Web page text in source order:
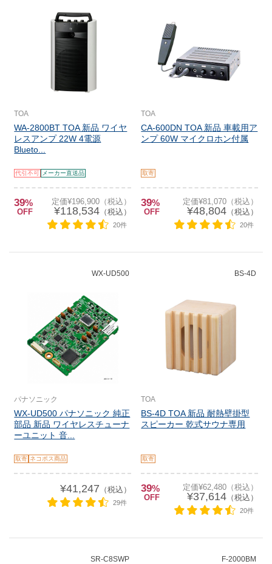
TOA
WA-2800BT TOA 新品 ワイヤ
レスアンプ 22W 4電源
Blueto...
代引不可 メーカー直送品
39%
OFF
定価¥196,900（税込）
¥118,534（税込）
20件
TOA
CA-600DN TOA 新品 車載用ア
ンプ 60W マイクロホン付属
取寄
39%
OFF
定価¥81,070（税込）
¥48,804（税込）
20件
WX-UD500
パナソニック
WX-UD500 パナソニック 純正
部品 新品 ワイヤレスチューナ
ーユニット 音...
取寄 ネコポス商品
¥41,247 （税込）
29件
BS-4D
TOA
BS-4D TOA 新品 耐熱壁掛型
スピーカー 乾式サウナ専用
取寄
39%
OFF
定価¥62,480（税込）
¥37,614（税込）
20件
SR-C8SWP F-2000BM